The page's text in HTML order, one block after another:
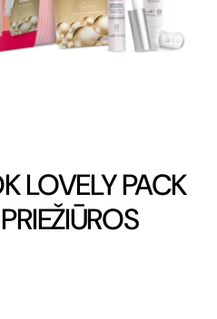
LOVELY PACK